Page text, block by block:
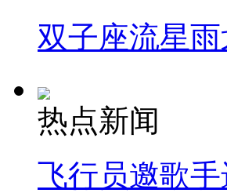
双子座流星
热点新闻
飞行员邀歌